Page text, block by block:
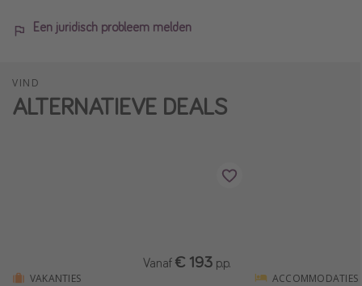
Een juridisch probleem melden
VIND
ALTERNATIEVE DEALS
VAKANTIES
Vanaf € 193 p.p.
ACCOMMODATIES